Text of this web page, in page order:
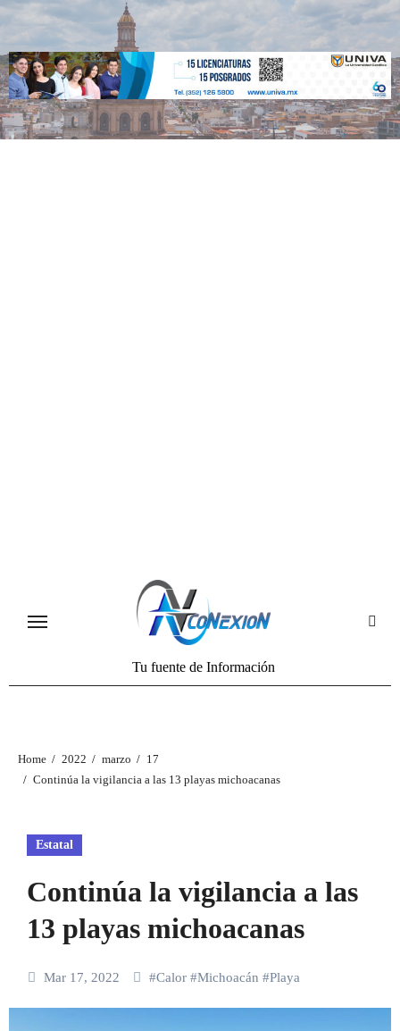
Tu fuente de Información
Home 2022 marzo
17
Continúa la vigilancia a las 13 playas michoacanas
Estatal
Continúa la vigilancia a las
13 playas michoacanas
Mar 17, 2022 #Calor#Michoacán #Playa